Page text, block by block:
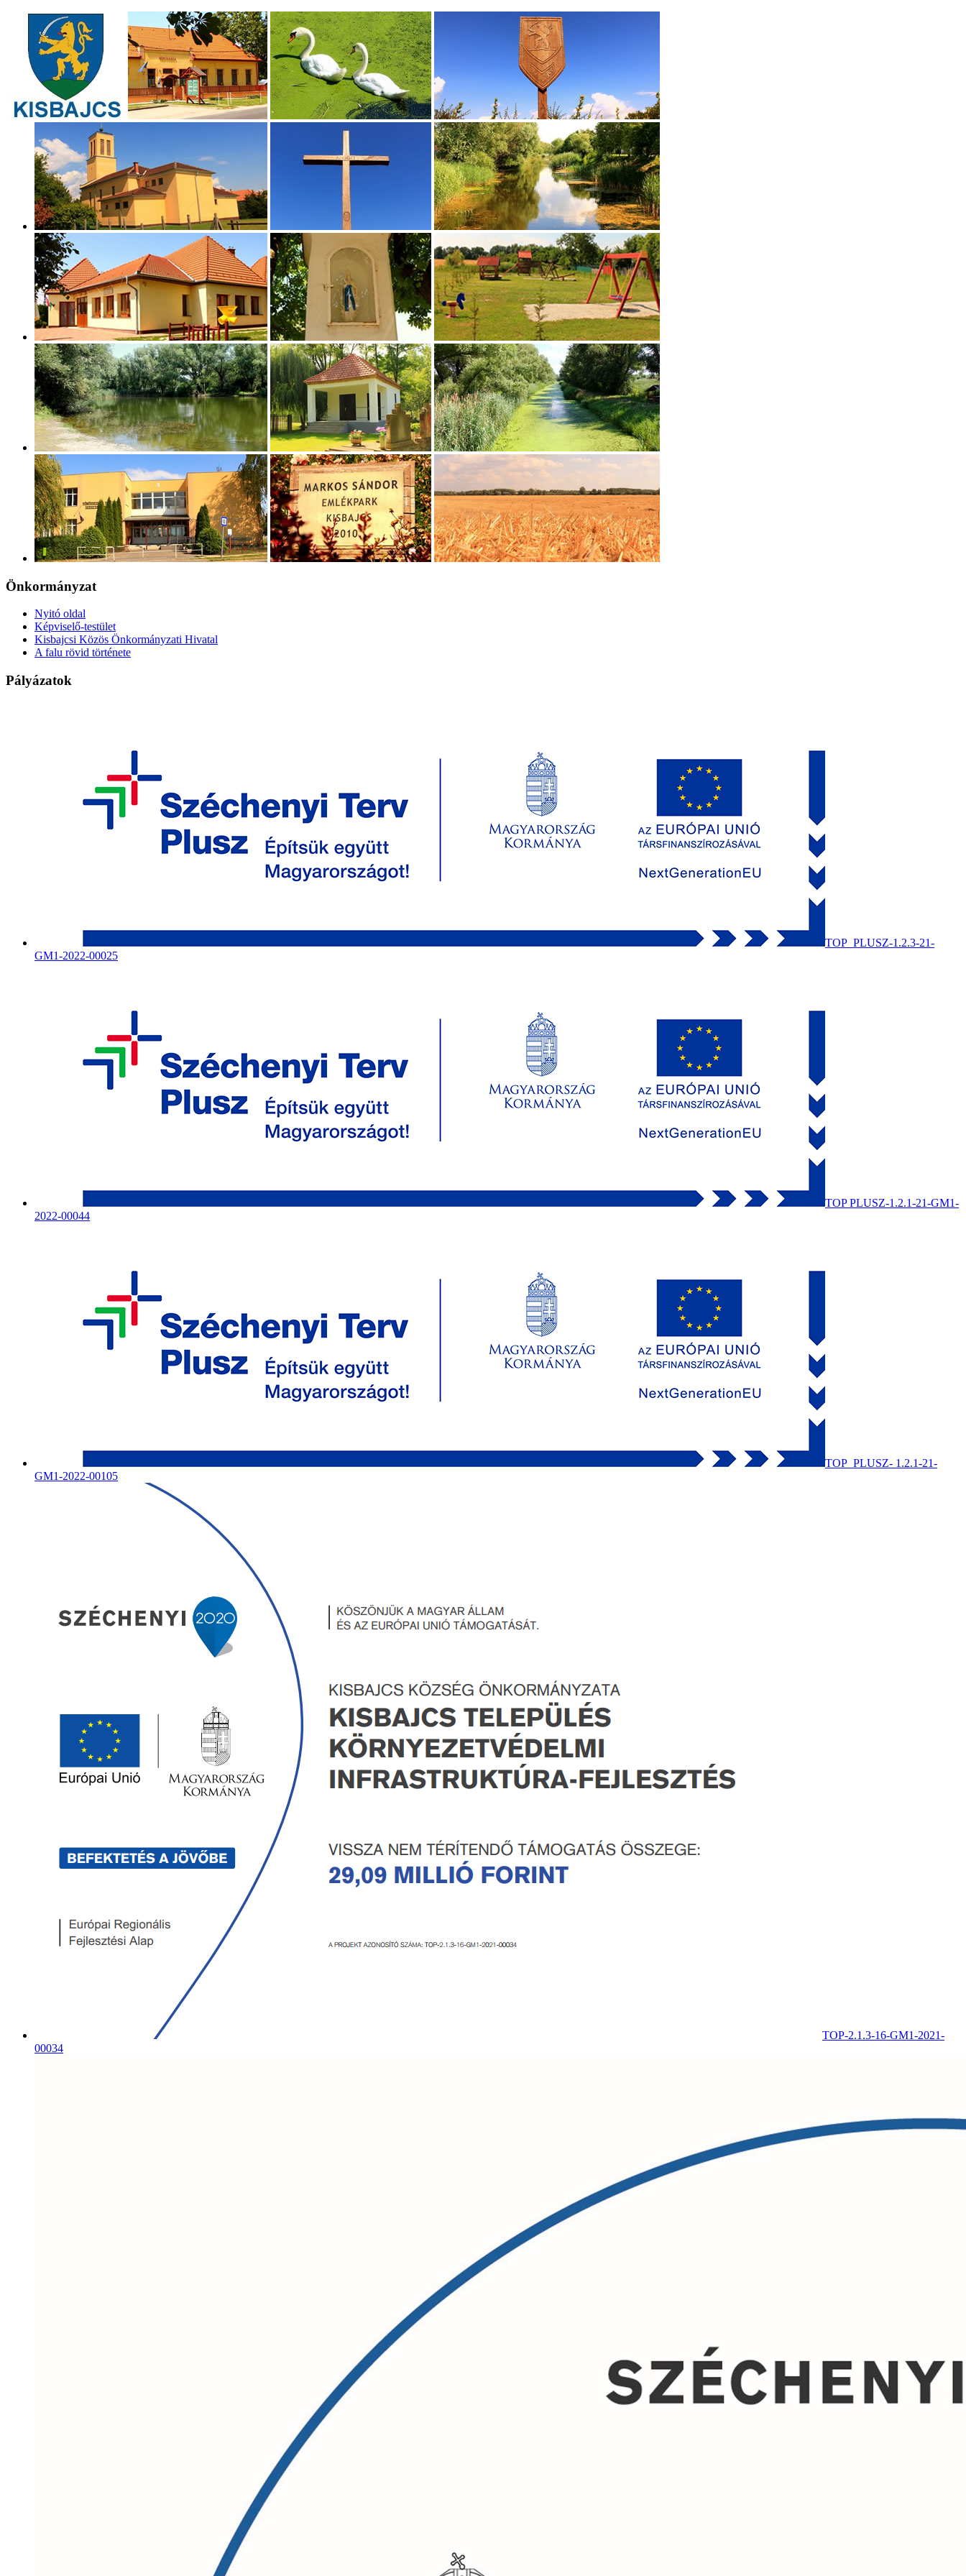
Önkormányzat
Nyitó oldal
Képviselő-testület
Kisbajcsi Közös Önkormányzati Hivatal
A falu rövid története
Pályázatok
TOP_PLUSZ-1.2.3-21-
GM1-2022-00025
TOP PLUSZ-1.2.1-21-GM1-
2022-00044
TOP_PLUSZ- 1.2.1-21-
GM1-2022-00105
TOP-2.1.3-16-GM1-2021-
00034